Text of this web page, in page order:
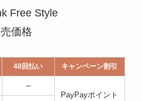
Free Style
価格
48回払い キャンペーン割引
–
PayPayポイント